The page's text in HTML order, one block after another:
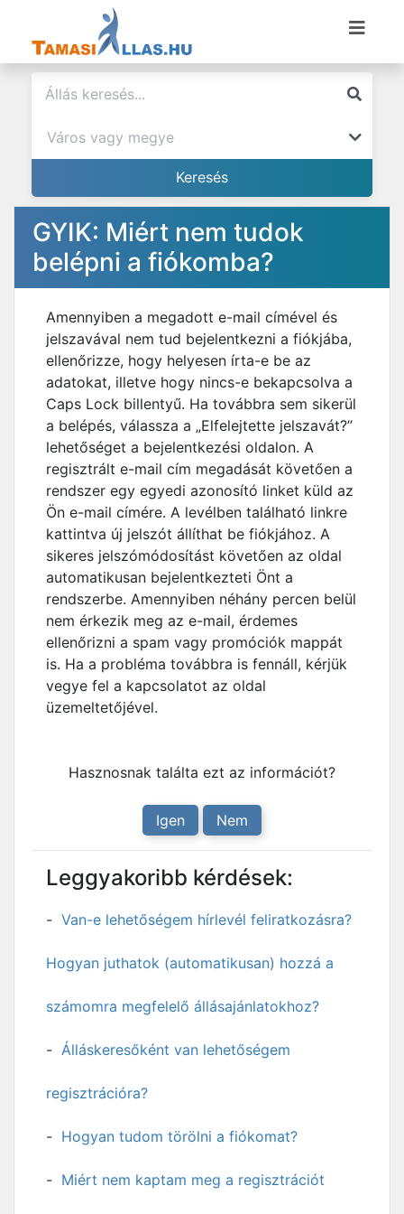
GYIK: Miért nem tudok
belépni a fiókomba?
Amennyiben a megadott e-mail címével és
jelszavával nem tud bejelentkezni a fiókjába,
ellenőrizze, hogy helyesen írta-e be az
adatokat, illetve hogy nincs-e bekapcsolva a
Caps Lock billentyű. Ha továbbra sem sikerül
a belépés, válassza a „Elfelejtette jelszavát?”
lehetőséget a bejelentkezési oldalon. A
regisztrált e-mail cím megadását követően a
rendszer egy egyedi azonosító linket küld az
Ön e-mail címére. A levélben található linkre
kattintva új jelszót állíthat be fiókjához. A
sikeres jelszómódosítást követően az oldal
automatikusan bejelentkezteti Önt a
rendszerbe. Amennyiben néhány percen belül
nem érkezik meg az e-mail, érdemes
ellenőrizni a spam vagy promóciók mappát
is. Ha a probléma továbbra is fennáll, kérjük
vegye fel a kapcsolatot az oldal
üzemeltetőjével.
Hasznosnak találta ezt az információt?
Igen Nem
Leggyakoribb kérdések:
Van-e lehetőségem hírlevél feliratkozásra?
Hogyan juthatok (automatikusan) hozzá a
számomra megfelelő állásajánlatokhoz?
Álláskeresőként van lehetőségem
regisztrációra?
Hogyan tudom törölni a fiókomat?
Miért nem kaptam meg a regisztrációt